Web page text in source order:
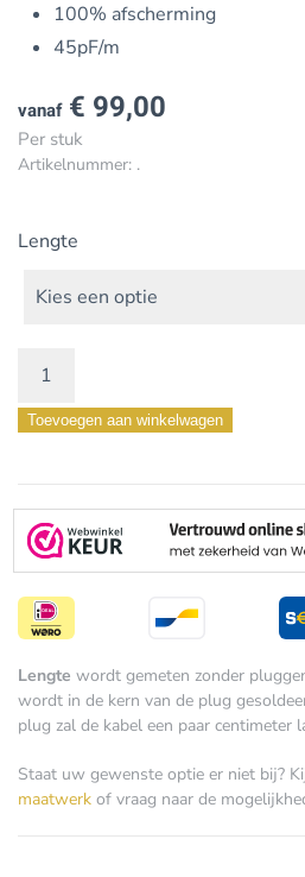
100% afscherming
45pF/m
vanaf € 99,00
Per stuk
Artikelnummer: .
Lengte
SUPREME
Digitaal
Toevoegen aan winkelwagen
Lengte wordt gemeten zonder
wordt in de kern van de plug
plug zal de kabel een paar centimeter
Staat uw gewenste optie er niet bij?
maatwerk of vraag naar de